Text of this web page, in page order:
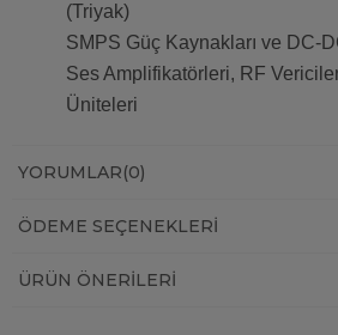
(Triyak)
SMPS Güç Kaynakları ve DC-
Ses Amplifikatörleri, RF
Üniteleri
YORUMLAR(0)
ÖDEME SEÇENEKLERI
ÜRÜN ÖNERILERI